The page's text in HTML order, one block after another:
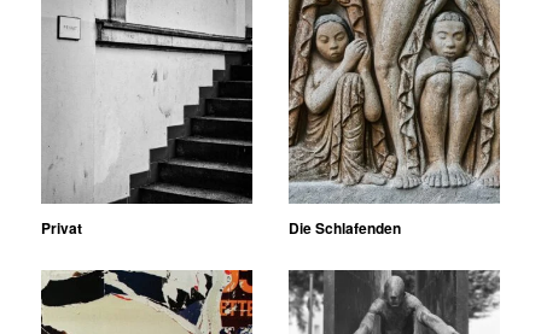
Privat Die Schlafenden